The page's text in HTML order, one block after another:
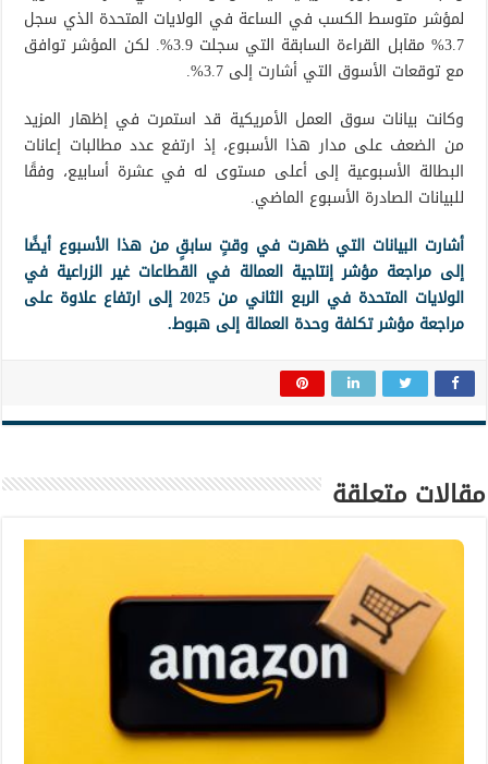
لمؤشر متوسط الكسب في الساعة في الولايات المتحدة الذي سجل
3.7% مقابل القراءة السابقة التي سجلت 3.9%. لكن المؤشر توافق
مع توقعات الأسوق التي أشارت إلى 3.7%.
وكانت بيانات سوق العمل الأمريكية قد استمرت في إظهار المزيد
من الضعف على مدار هذا الأسبوع، إذ ارتفع عدد مطالبات إعانات
البطالة الأسبوعية إلى أعلى مستوى له في عشرة أسابيع، وفقًا
للبيانات الصادرة الأسبوع الماضي.
أشارت البيانات التي ظهرت في وقتٍ سابقٍ من هذا الأسبوع أيضًا
إلى مراجعة مؤشر إنتاجية العمالة في القطاعات غير الزراعية في
الولايات المتحدة في الربع الثاني من 2025 إلى ارتفاع علاوة على
مراجعة مؤشر تكلفة وحدة العمالة إلى هبوط.
مقالات متعلقة